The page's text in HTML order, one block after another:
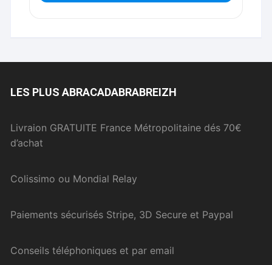
LES PLUS ABRACADABRABREIZH
Livraion GRATUITE France Métropolitaine dés 70€
d’achat
Colissimo ou Mondial Relay
Paiements sécurisés Stripe, 3D Secure et Paypal
Conseils téléphoniques et par email